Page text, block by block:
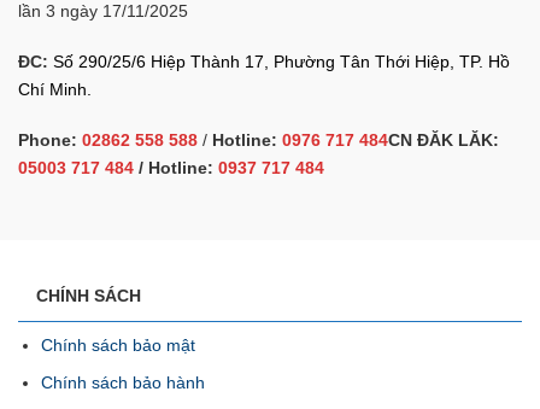
lần 3 ngày 17/11/2025
ĐC: Số 290/25/6 Hiệp Thành 17, Phường Tân Thới Hiệp, TP. Hồ
Chí Minh.
Phone: 02862 558 588 / Hotline: 0976 717 484CN ĐĂK LĂK:
05003 717 484 / Hotline: 0937 717 484
CHÍNH SÁCH
Chính sách bảo mật
Chính sách bảo hành